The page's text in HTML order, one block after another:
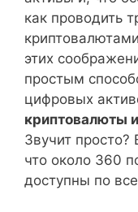
как проводить
этих
простым
цифровых
криптовалюты
Звучит просто?
что около 360
доступны по